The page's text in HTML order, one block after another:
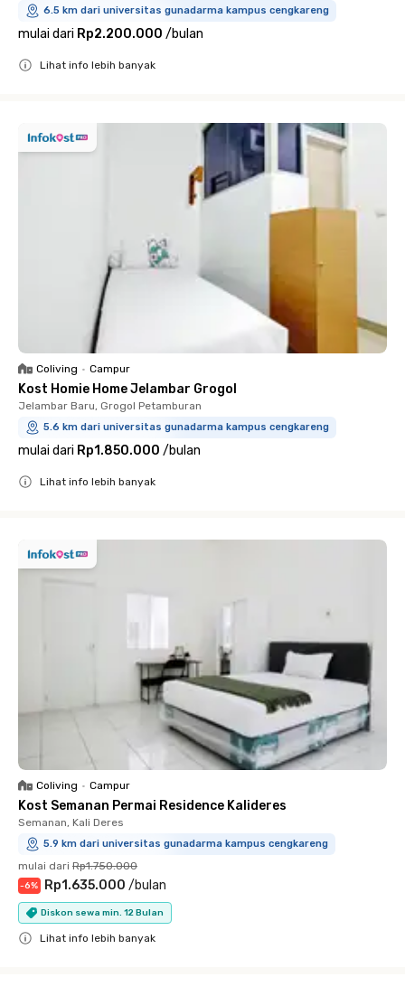
6.5 km dari universitas gunadarma kampus cengkareng
mulai dari Rp2.200.000 /bulan
Lihat info lebih banyak
Coliving • Campur
Kost Homie Home Jelambar Grogol
Jelambar Baru, Grogol Petamburan
5.6 km dari universitas gunadarma kampus cengkareng
mulai dari Rp1.850.000 /bulan
Lihat info lebih banyak
Coliving • Campur
Kost Semanan Permai Residence Kalideres
Semanan, Kali Deres
5.9 km dari universitas gunadarma kampus cengkareng
mulai dari Rp1.750.000
-6% Rp1.635.000 /bulan
Diskon sewa min. 12 Bulan
Lihat info lebih banyak